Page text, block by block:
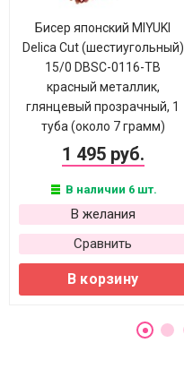
Бисер японский MIYUKI
Delica Cut (шестиугольный)
15/0 DBSC-0116-ТВ
красный металлик,
глянцевый прозрачный, 1
туба (около 7 грамм)
1 495 руб.
В наличии 6 шт.
В желания
Сравнить
В корзину